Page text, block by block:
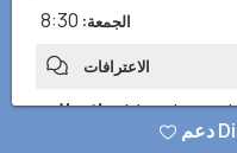
الجمعة:
8:30
الاعترافات
ملاحظات:Mezz’ora
orario, oppure su